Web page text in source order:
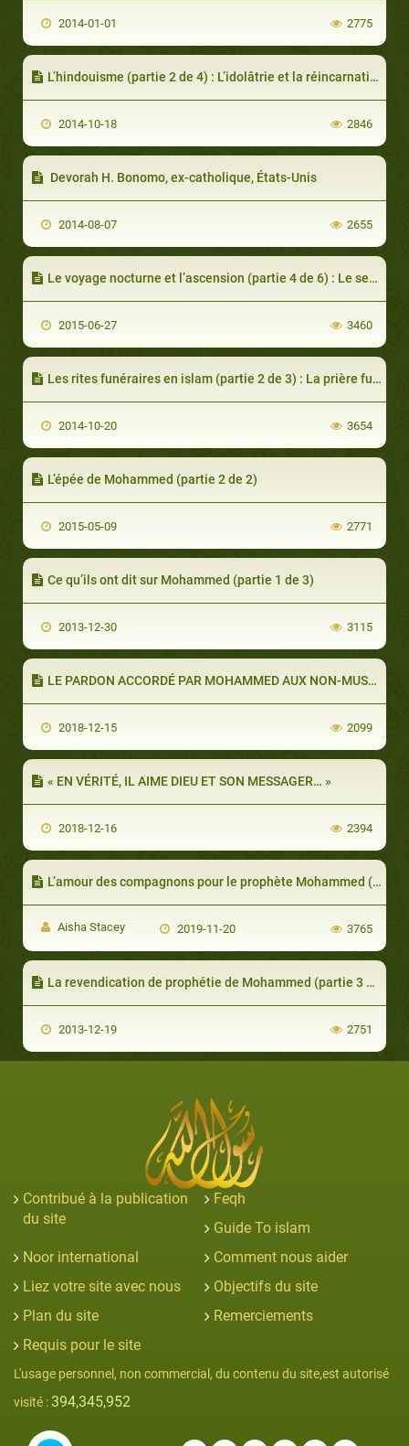
2014-01-01 2775
L’hindouisme (partie 2 de 4) : L’idolâtrie et la réincarnation
2014-10-18 2846
Devorah H. Bonomo, ex-catholique, États-Unis
2014-08-07 2655
Le voyage nocturne et l’ascension (partie 4 de 6) : Le septième ciel
2015-06-27 3460
Les rites funéraires en islam (partie 2 de 3) : La prière funéraire et l’enterrement
2014-10-20 3654
L’épée de Mohammed (partie 2 de 2)
2015-05-09 2771
Ce qu’ils ont dit sur Mohammed (partie 1 de 3)
2013-12-30 3115
LE PARDON ACCORDÉ PAR MOHAMMED AUX NON-MUSULMANS
2018-12-15 2099
« EN VÉRITÉ, IL AIME DIEU ET SON MESSAGER… »
2018-12-16 2394
L’amour des compagnons pour le prophète Mohammed (partie 1 de 2): Qui étaient les compagnons?
Aisha Stacey 2019-11-20 3765
La revendication de prophétie de Mohammed (partie 3 de 3): Était-il fou, poète ou sorcier?
2013-12-19 2751
Contribué à la publication
du site
Feqh
Guide To islam
Noor international
Comment nous aider
Liez votre site avec nous
Objectifs du site
Plan du site
Remerciements
Requis pour le site
L'usage personnel, non commercial, du contenu du site,est autorisé
visité : 394,345,952